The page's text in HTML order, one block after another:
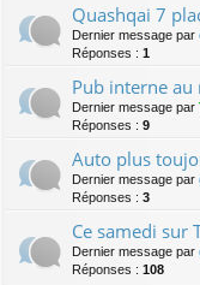
Quashqai 7
Dernier message par
Réponses : 1
Pub interne au
Dernier message par
Réponses : 9
Auto plus
Dernier message par
Réponses : 3
Ce samedi sur
Dernier message par
Réponses : 108